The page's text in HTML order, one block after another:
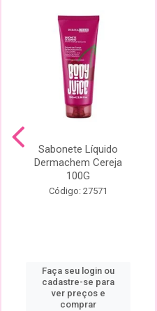
Sabonete Líquido
Dermachem Cereja
100G
Código: 27571
Faça seu login ou
cadastre-se para
ver preços e
comprar